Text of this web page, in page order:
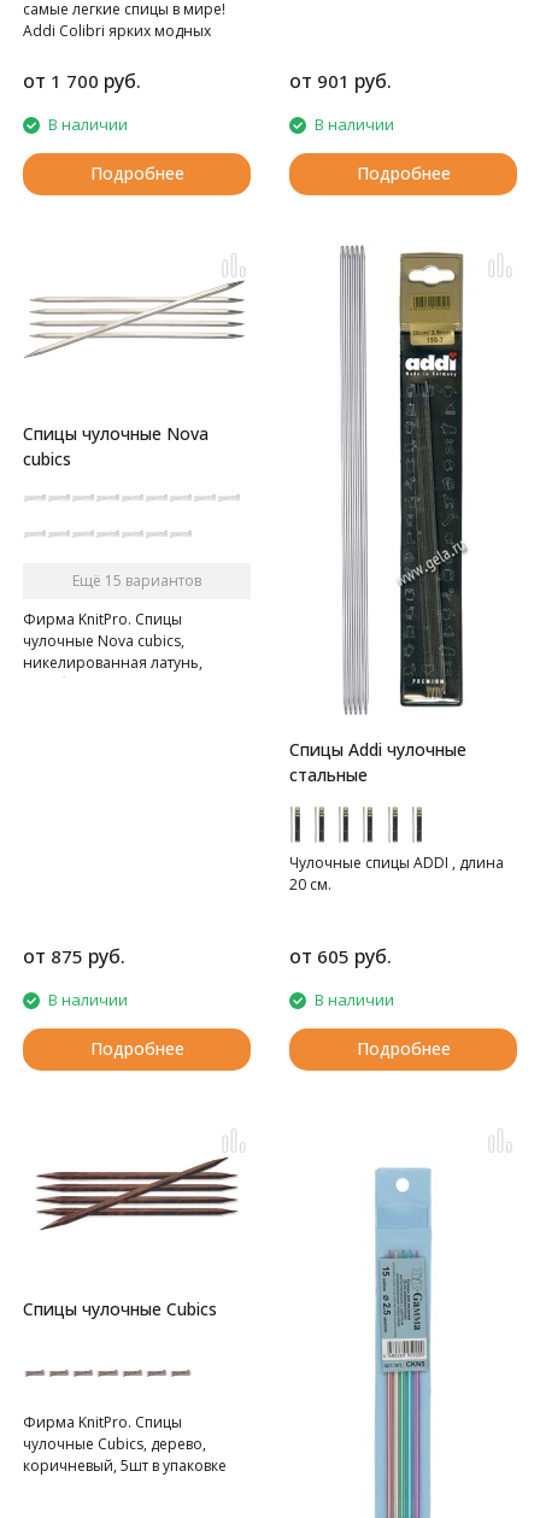
самые легкие спицы в мире!
Аddi Colibri ярких модных
исключительной точностью.
от 1 700 руб.
В наличии
Подробнее
от 901 руб.
В наличии
Подробнее
Спицы чулочные Nova
cubics
Ещё 15 вариантов
Фирма KnitPro. Спицы
чулочные Nova cubics,
никелированная латунь,
серебристый, 5шт в упаковке
от 875 руб.
В наличии
Подробнее
Спицы Addi чулочные
стальные
Чулочные спицы ADDI , длина
20 см.
от 605 руб.
В наличии
Подробнее
Спицы чулочные Cubics
Фирма KnitPro. Спицы
чулочные Cubics, дерево,
коричневый, 5шт в упаковке